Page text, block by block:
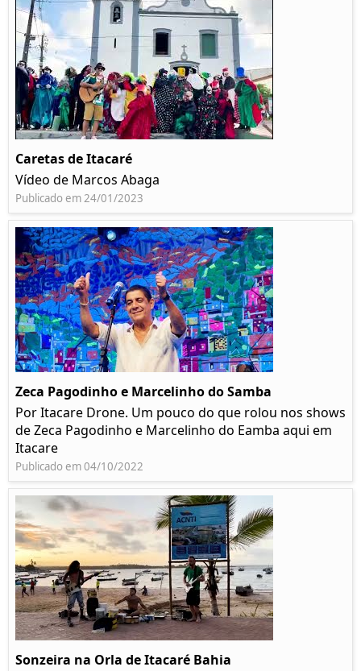
Caretas de Itacaré
Vídeo de Marcos Abaga
Publicado em 24/01/2023
Zeca Pagodinho e Marcelinho do Samba
Por Itacare Drone. Um pouco do que rolou nos shows
de Zeca Pagodinho e Marcelinho do Eamba aqui em
Itacare
Publicado em 04/10/2022
Sonzeira na Orla de Itacaré Bahia